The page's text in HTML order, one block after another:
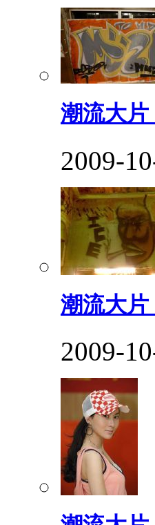
潮流大片
2009-
潮流大片
2009-